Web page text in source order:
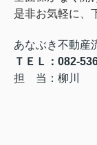
是非お気軽に、
あなぶき不動
ＴＥＬ：082-
担 当：柳川